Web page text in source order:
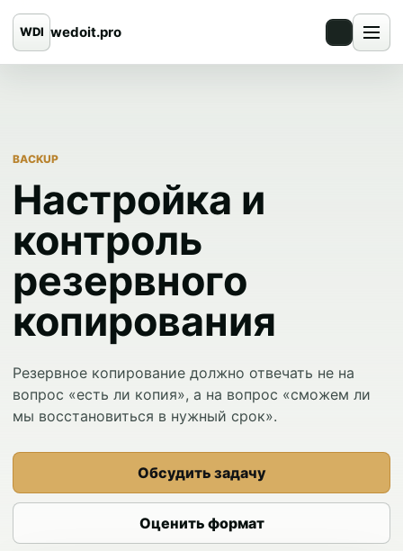
WDI wedoit.pro
BACKUP
Настройка и
контроль
резервного
копирования
Резервное копирование должно отвечать не на
вопрос «есть ли копия», а на вопрос «сможем ли
мы восстановиться в нужный срок».
Обсудить задачу
Оценить формат